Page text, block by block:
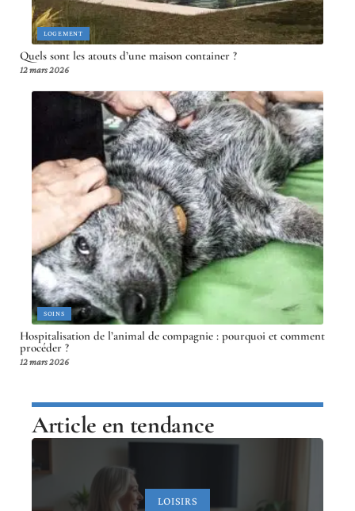
LOGEMENT
Quels sont les atouts d’une maison container ?
12 mars 2026
SOINS
Hospitalisation de l’animal de compagnie : pourquoi et comment
procéder ?
12 mars 2026
Article en tendance
LOISIRS